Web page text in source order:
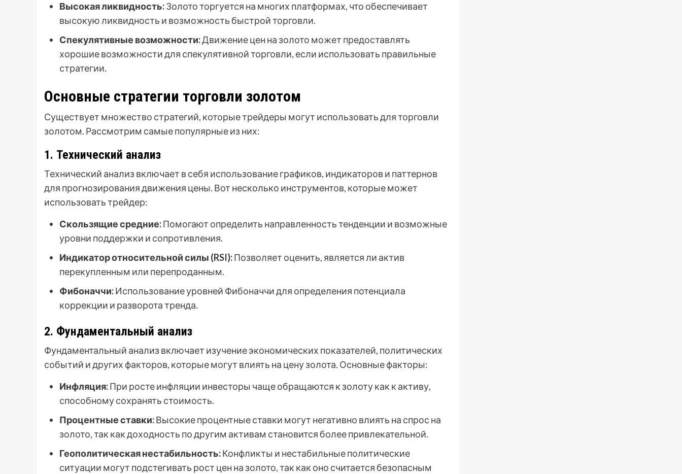
Высокая ликвидность:Золото торгуется на многих платформах, что обеспечивает
высокую ликвидность и возможность быстрой торговли.
Спекулятивные возможности:Движение цен на золото может предоставлять
хорошие возможности для спекулятивной торговли, если использовать правильные
стратегии.
Основные стратегии торговли золотом
Существует множество стратегий, которые трейдеры могут использовать для торговли
золотом. Рассмотрим самые популярные из них:
1. Технический анализ
Технический анализ включает в себя использование графиков, индикаторов и паттернов
для прогнозирования движения цены. Вот несколько инструментов, которые может
использовать трейдер:
Скользящие средние:Помогают определить направленность тенденции и возможные
уровни поддержки и сопротивления.
Индикатор относительной силы (RSI):Позволяет оценить, является ли актив
перекупленным или перепроданным.
Фибоначчи:Использование уровней Фибоначчи для определения потенциала
коррекции и разворота тренда.
2. Фундаментальный анализ
Фундаментальный анализ включает изучение экономических показателей, политических
событий и других факторов, которые могут влиять на цену золота. Основные факторы:
Инфляция:При росте инфляции инвесторы чаще обращаются к золоту как к активу,
способному сохранять стоимость.
Процентные ставки:Высокие процентные ставки могут негативно влиять на спрос на
золото, так как доходность по другим активам становится более привлекательной.
Геополитическая нестабильность:Конфликты и нестабильные политические
ситуации могут подстегивать рост цен на золото, так как оно считается безопасным